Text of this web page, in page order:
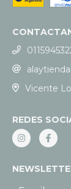
Vicente
REDES